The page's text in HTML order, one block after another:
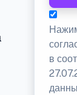
в